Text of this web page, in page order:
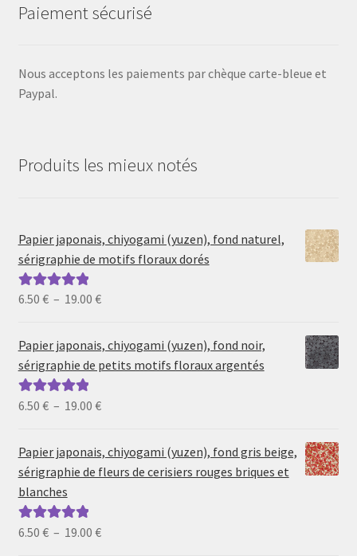
Paiement sécurisé
Nous acceptons les paiements par chèque carte-bleue et
Paypal.
Produits les mieux notés
Papier japonais, chiyogami (yuzen), fond naturel,
sérigraphie de motifs floraux dorés
Note5.00sur
6.50 € – 19.00 €Plage
prix :
6.50 €
19.00 €
Papier japonais, chiyogami (yuzen), fond noir,
sérigraphie de petits motifs floraux argentés
Note5.00sur
6.50 € – 19.00 €Plage
prix :
6.50 €
Papier japonais, chiyogami (yuzen), fond gris beige,
sérigraphie de fleurs de cerisiers rouges briques et
blanches
Note5.00sur
6.50 € – 19.00 €Plage